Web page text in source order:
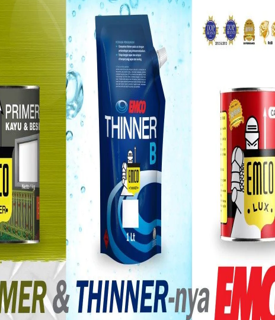
di garasi California, seperti yang dilakukan
kalah menguntungkan.
daftar 100 lagu teratas dipimpin oleh
memenangkan World Series.
mengambil foto kapal patroli militer
Amerika selama perang Vietnam di